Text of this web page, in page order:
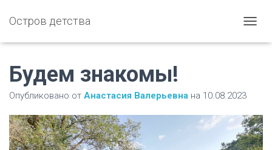
Остров детства
Е
И
Т
Ь
Будем знакомы!
Опубликовано от Анастасия Валерьевна на 10.08.2023